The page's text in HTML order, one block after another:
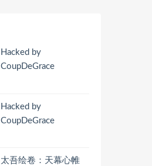
Hacked by
CoupDeGrace
Hacked by
CoupDeGrace
太吾绘卷：天幕心帷